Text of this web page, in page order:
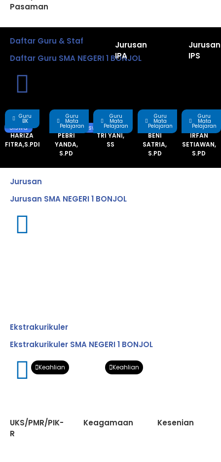
Pasaman
Siswa Siswa
Daftar Guru & Staf
Daftar Guru SMA NEGERI 1 BONJOL
Guru
BK
HARIZA
FITRA,S.PDI
Guru
Mata
Pelajaran
PEBRI
YANDA,
S.PD
Guru
Mata
Pelajaran
TRI YANI,
SS
Guru
Mata
Pelajaran
BENI
SATRIA,
S.PD
Guru
Mata
Pelajaran
IRFAN
SETIAWAN,
S.PD
Jurusan
Jurusan SMA NEGERI 1 BONJOL
Jurusan
IPA
Keahlian
Jurusan
IPS
Keahlian
Ekstrakurikuler
Ekstrakurikuler SMA NEGERI 1 BONJOL
UKS/PMR/PIK-
R
Keagamaan Kesenian